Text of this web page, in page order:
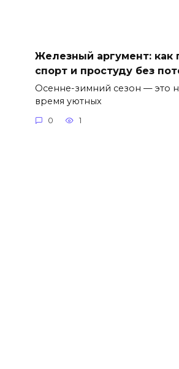
Железный аргумент: как
спорт и простуду без
Осенне-зимний сезон — это
время уютных
0 1